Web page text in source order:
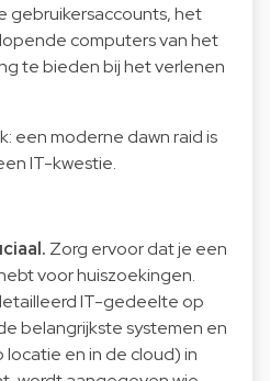
gebruikersaccounts, het
computers van het
te bieden bij het verlenen
een moderne dawn raid is
IT-kwestie.
Zorg ervoor dat je een
voor huiszoekingen.
IT-gedeelte op
belangrijkste systemen en
en in de cloud) in